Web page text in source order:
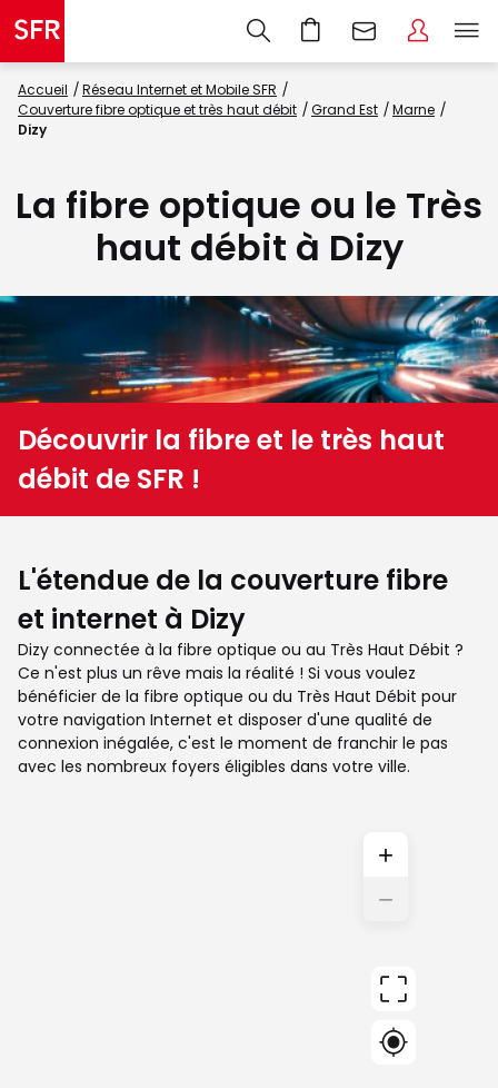
Accueil
Réseau Internet et Mobile SFR
Couverture fibre optique et très haut débit
Grand Est
Marne
Dizy
La fibre optique ou le Très
haut débit à Dizy
Découvrir la fibre et le très haut
débit de SFR !
L'étendue de la couverture fibre
et internet à Dizy
Dizy connectée à la fibre optique ou au Très Haut Débit ?
Ce n'est plus un rêve mais la réalité ! Si vous voulez
bénéficier de la fibre optique ou du Très Haut Débit pour
votre navigation Internet et disposer d'une qualité de
connexion inégalée, c'est le moment de franchir le pas
avec les nombreux foyers éligibles dans votre ville.
+
−